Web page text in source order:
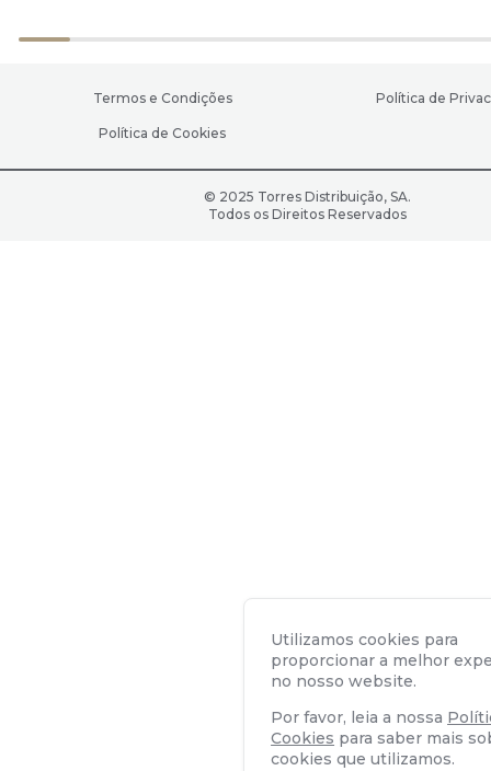
Termos e Condições Política de
Política de Cookies
© 2025 Torres Distribuição, SA.
Todos os Direitos Reservados
Utilizamos cookies para
proporcionar a melhor
no nosso website.
Por favor, leia a nossa
Cookies para saber mais
cookies que utilizamos.